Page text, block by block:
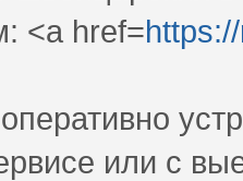
<a href=
или с